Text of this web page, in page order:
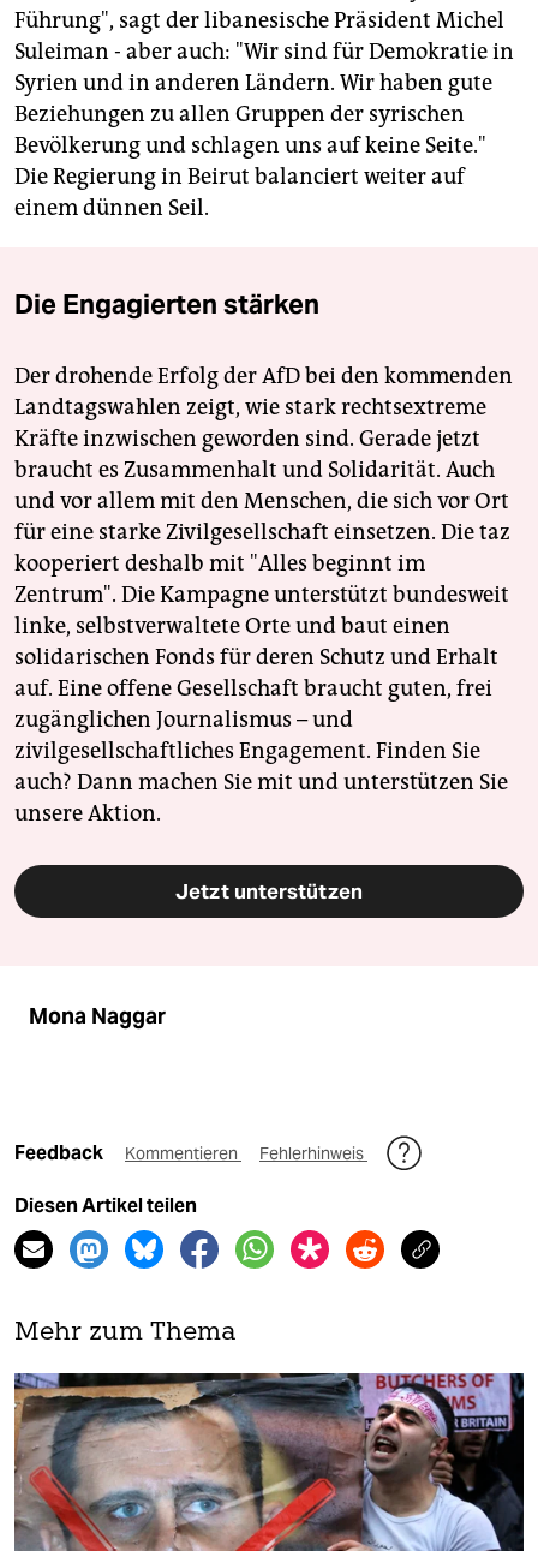
Führung", sagt der libanesische Präsident Michel
Suleiman - aber auch: "Wir sind für Demokratie in
Syrien und in anderen Ländern. Wir haben gute
Beziehungen zu allen Gruppen der syrischen
Bevölkerung und schlagen uns auf keine Seite."
Die Regierung in Beirut balanciert weiter auf
einem dünnen Seil.
Die Engagierten stärken
Der drohende Erfolg der AfD bei den kommenden
Landtagswahlen zeigt, wie stark rechtsextreme
Kräfte inzwischen geworden sind. Gerade jetzt
braucht es Zusammenhalt und Solidarität. Auch
und vor allem mit den Menschen, die sich vor Ort
für eine starke Zivilgesellschaft einsetzen. Die taz
kooperiert deshalb mit "Alles beginnt im
Zentrum". Die Kampagne unterstützt bundesweit
linke, selbstverwaltete Orte und baut einen
solidarischen Fonds für deren Schutz und Erhalt
auf. Eine offene Gesellschaft braucht guten, frei
zugänglichen Journalismus – und
zivilgesellschaftliches Engagement. Finden Sie
auch? Dann machen Sie mit und unterstützen Sie
unsere Aktion.
Jetzt unterstützen
Mona Naggar
Feedback Kommentieren Fehlerhinweis
Diesen Artikel teilen
Mehr zum Thema